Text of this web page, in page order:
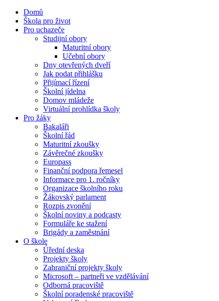
Domů
Škola pro život
Pro uchazeče
Studijní obory
Maturitní obory
Učební obory
Dny otevřených dveří
Jak podat přihlášku
Přijímací řízení
Školní jídelna
Domov mládeže
Virtuální prohlídka školy
Pro žáky
Bakaláři
Školní řád
Maturitní zkoušky
Závěrečné zkoušky
Europass
Finanční podpora řemesel
Informace pro 1. ročníky
Organizace školního roku
Žákovský parlament
Rozpis zvonění
Školní noviny a podcasty
Formuláře ke stažení
Brigády a zaměstnání
O škole
Úřední deska
Projekty školy
Zahraniční projekty školy
Microsoft – partneři ve vzdělávání
Odborná pracoviště
Školní poradenské pracoviště